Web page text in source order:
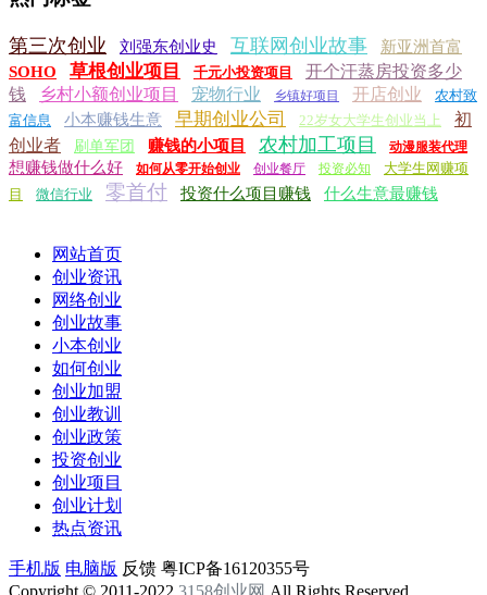
第三次创业 刘强东创业史 互联网创业故事
新亚洲首富
SOHO
草根创业项目 千元小投资项目
开个汗蒸房投资多少
钱
乡村小额创业项目 宠物行业 乡镇好项目 开店创业
农村致
富信息
小本赚钱生意 早期创业公司 22岁女大学生创业当上
初
创业者
刷单军团 赚钱的小项目 农村加工项目 动漫服装代理
想赚钱做什么好 如何从零开始创业 创业餐厅 投资必知
大学生网赚项
目
微信行业 零首付 投资什么项目赚钱 什么生意最赚钱
网站首页
创业资讯
网络创业
创业故事
小本创业
如何创业
创业加盟
创业教训
创业政策
投资创业
创业项目
创业计划
热点资讯
手机版 电脑版 反馈 粤ICP备16120355号
Copyright © 2011-2022 3158创业网 All Rights Reserved